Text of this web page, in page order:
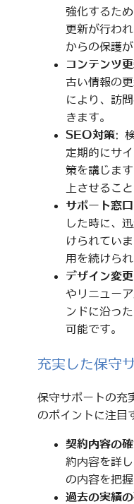
強化するた
更新が行わ
からの保護が
コンテンツ
古い情報の
により、訪
きます。
SEO対策:
定期的にサ
策を講じま
上させるこ
サポート窓口
した時に、
けられてい
用を続けられ
デザイン変更
やリニュー
ンドに沿っ
可能です。
充実した保守
保守サポートの充
のポイントに注目
契約内容の
約内容を詳
の内容を把握
過去の実績